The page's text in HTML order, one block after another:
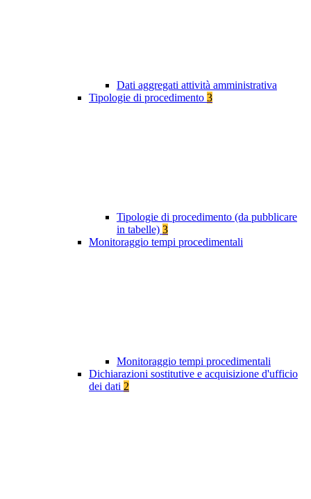
Dati aggregati attività amministrativa
Tipologie di procedimento 3
Tipologie di procedimento (da pubblicare
in tabelle) 3
Monitoraggio tempi procedimentali
Monitoraggio tempi procedimentali
Dichiarazioni sostitutive e acquisizione d'ufficio
dei dati 2